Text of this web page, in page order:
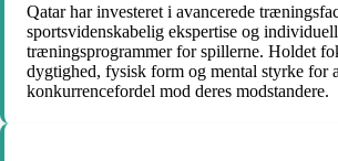
Qatar har investeret i avancerede
sportsvidenskabelig ekspertise og
træningsprogrammer for spillerne. Holdet
dygtighed, fysisk form og mental styrke for
konkurrencefordel mod deres modstandere.